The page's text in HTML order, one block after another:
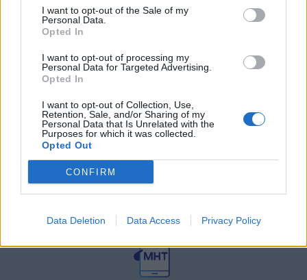
I want to opt-out of the Sale of my
Personal Data.
Opted In
I want to opt-out of processing my
Personal Data for Targeted Advertising.
Opted In
I want to opt-out of Collection, Use,
Retention, Sale, and/or Sharing of my
Personal Data that Is Unrelated with the
Purposes for which it was collected.
Opted Out
CONFIRM
Data Deletion Data Access Privacy Policy
Γεωργιάδης: Πολλαπλά οφέλη από
τη συνεργασία δημοσίου και
27 Φεβρουαρίου 2026